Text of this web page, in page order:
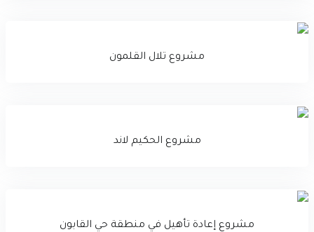
مشروع تلال القلمون
مشروع الحكيم لاند
مشروع إعادة تأهيل في منطقة حي القابون